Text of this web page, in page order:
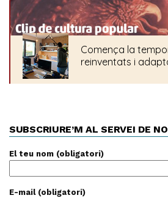
SUBSCRIURE’M AL SERVEI DE
El teu nom (obligatori)
E-mail (obligatori)